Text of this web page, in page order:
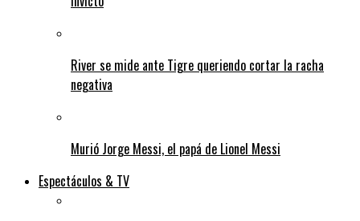
River se mide ante Tigre queriendo cortar la racha
negativa
Murió Jorge Messi, el papá de Lionel Messi
Espectáculos & TV